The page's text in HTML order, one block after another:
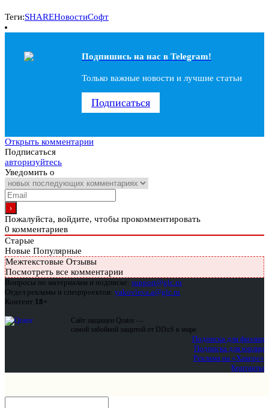
Теги:SHAREНовостиСофт
Подпишись на наc в Telegram!
Только важные новости и лучшие статьи
Подписаться
Открыть комментарии
Подписаться
авторизуйтесь
Уведомить о
Пожалуйста, войдите, чтобы прокомментировать
0 комментариев
Старые
Новые Популярные
Межтекстовые Отзывы
Посмотреть все комментарии
Вопросы по материалам и подписке: support@glc.ru
Отдел рекламы и спецпроектов: yakovleva.a@glc.ru
Контент 18+
Сайт защищен Qrator —
самой забойной защитой от DDoS в мире
Подписка для физлиц
Подписка для юрлиц
Реклама на «Хакере»
Контакты